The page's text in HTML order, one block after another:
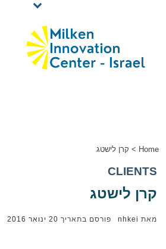
Home
> קרן לישטג
CLIENTS
קרן לישטג
מאת nhkei פורסם בתאריך 20 ינואר 2016